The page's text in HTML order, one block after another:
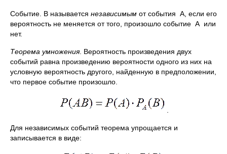
Событие. В называется независимым от события А, если его
вероятность не меняется от того, произошло событие А или
нет.
Теорема умножения. Вероятность произведения двух
событий равна произведению вероятности одного из них на
условную вероятность другого, найденную в предположении,
что первое событие произошло.
Для независимых событий теорема упрощается и
записывается в виде: